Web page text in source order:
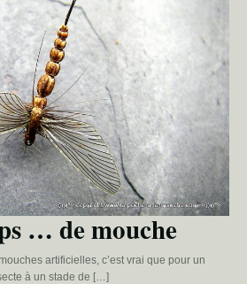
… de mouche
artificielles, c’est vrai que pour un
à un stade de […]